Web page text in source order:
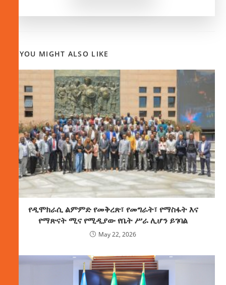
YOU MIGHT ALSO LIKE
የዲሞክራሲ ልምምድ የመቅረጽ፣ የመግራት፣ የማስፋት እና
የማጽናት ሚና የሚዲያው የቤት ሥራ ሊሆን ይገባል
May 22, 2026